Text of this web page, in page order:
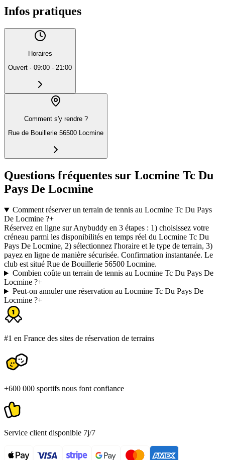
Infos pratiques
Horaires
Ouvert · 09:00 - 21:00
Comment s'y rendre ?
Rue de Bouillerie 56500 Locmine
Questions fréquentes sur Locmine Tc Du
Pays De Locmine
Comment réserver un terrain de tennis au Locmine Tc Du Pays
De Locmine ?+
Réservez en ligne sur Anybuddy en 3 étapes : 1) choisissez votre
créneau parmi les disponibilités en temps réel du Locmine Tc Du
Pays De Locmine, 2) sélectionnez l'horaire et le type de terrain, 3)
payez en ligne de manière sécurisée. Confirmation instantanée. Le
club est situé Rue de Bouillerie 56500 Locmine.
Combien coûte un terrain de tennis au Locmine Tc Du Pays De
Locmine ?+
Peut-on annuler une réservation au Locmine Tc Du Pays De
Locmine ?+
#1 en France des sites de réservation de terrains
+600 000 sportifs nous font confiance
Service client disponible 7j/7